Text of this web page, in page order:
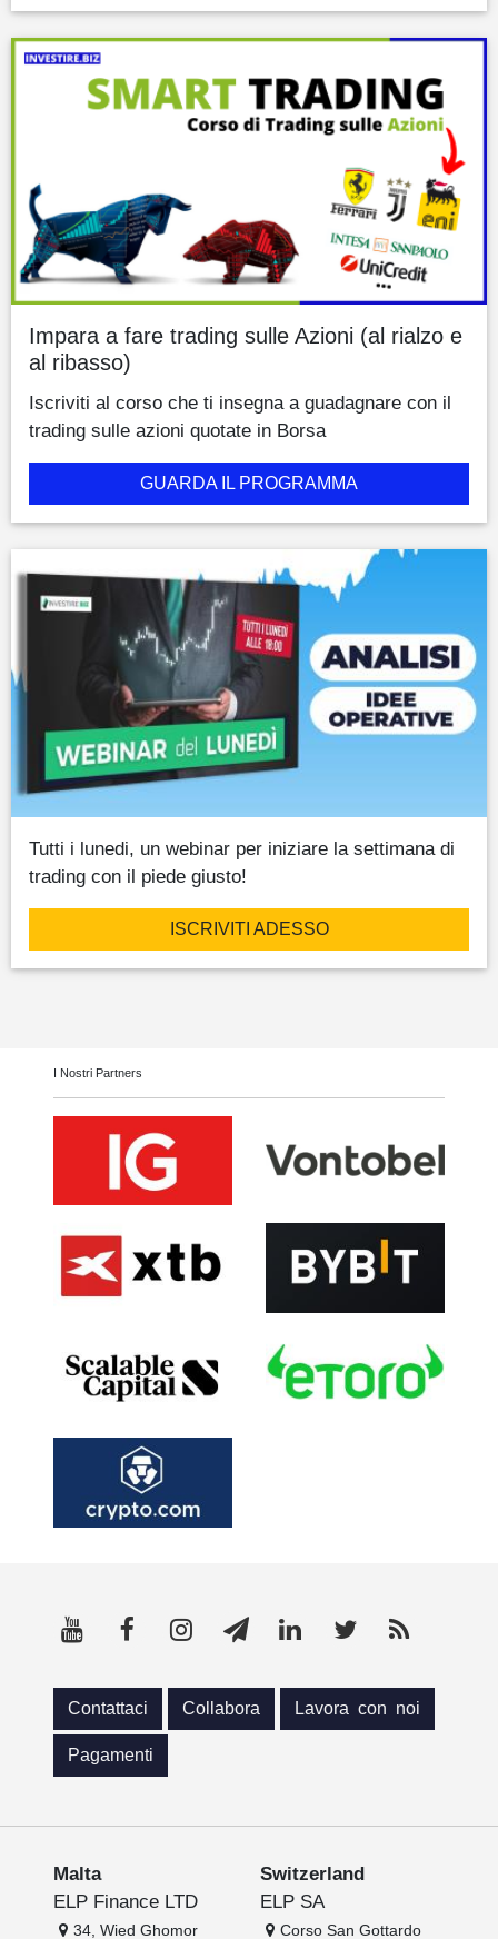
Impara a fare trading sulle Azioni (al rialzo e
al ribasso)
Iscriviti al corso che ti insegna a guadagnare con il
trading sulle azioni quotate in Borsa
GUARDA IL PROGRAMMA
Tutti i lunedi, un webinar per iniziare la settimana di
trading con il piede giusto!
ISCRIVITI ADESSO
I Nostri Partners
Contattaci Collabora Lavora con noi
Pagamenti
Malta
ELP Finance LTD
34, Wied Ghomor
Switzerland
ELP SA
Corso San Gottardo